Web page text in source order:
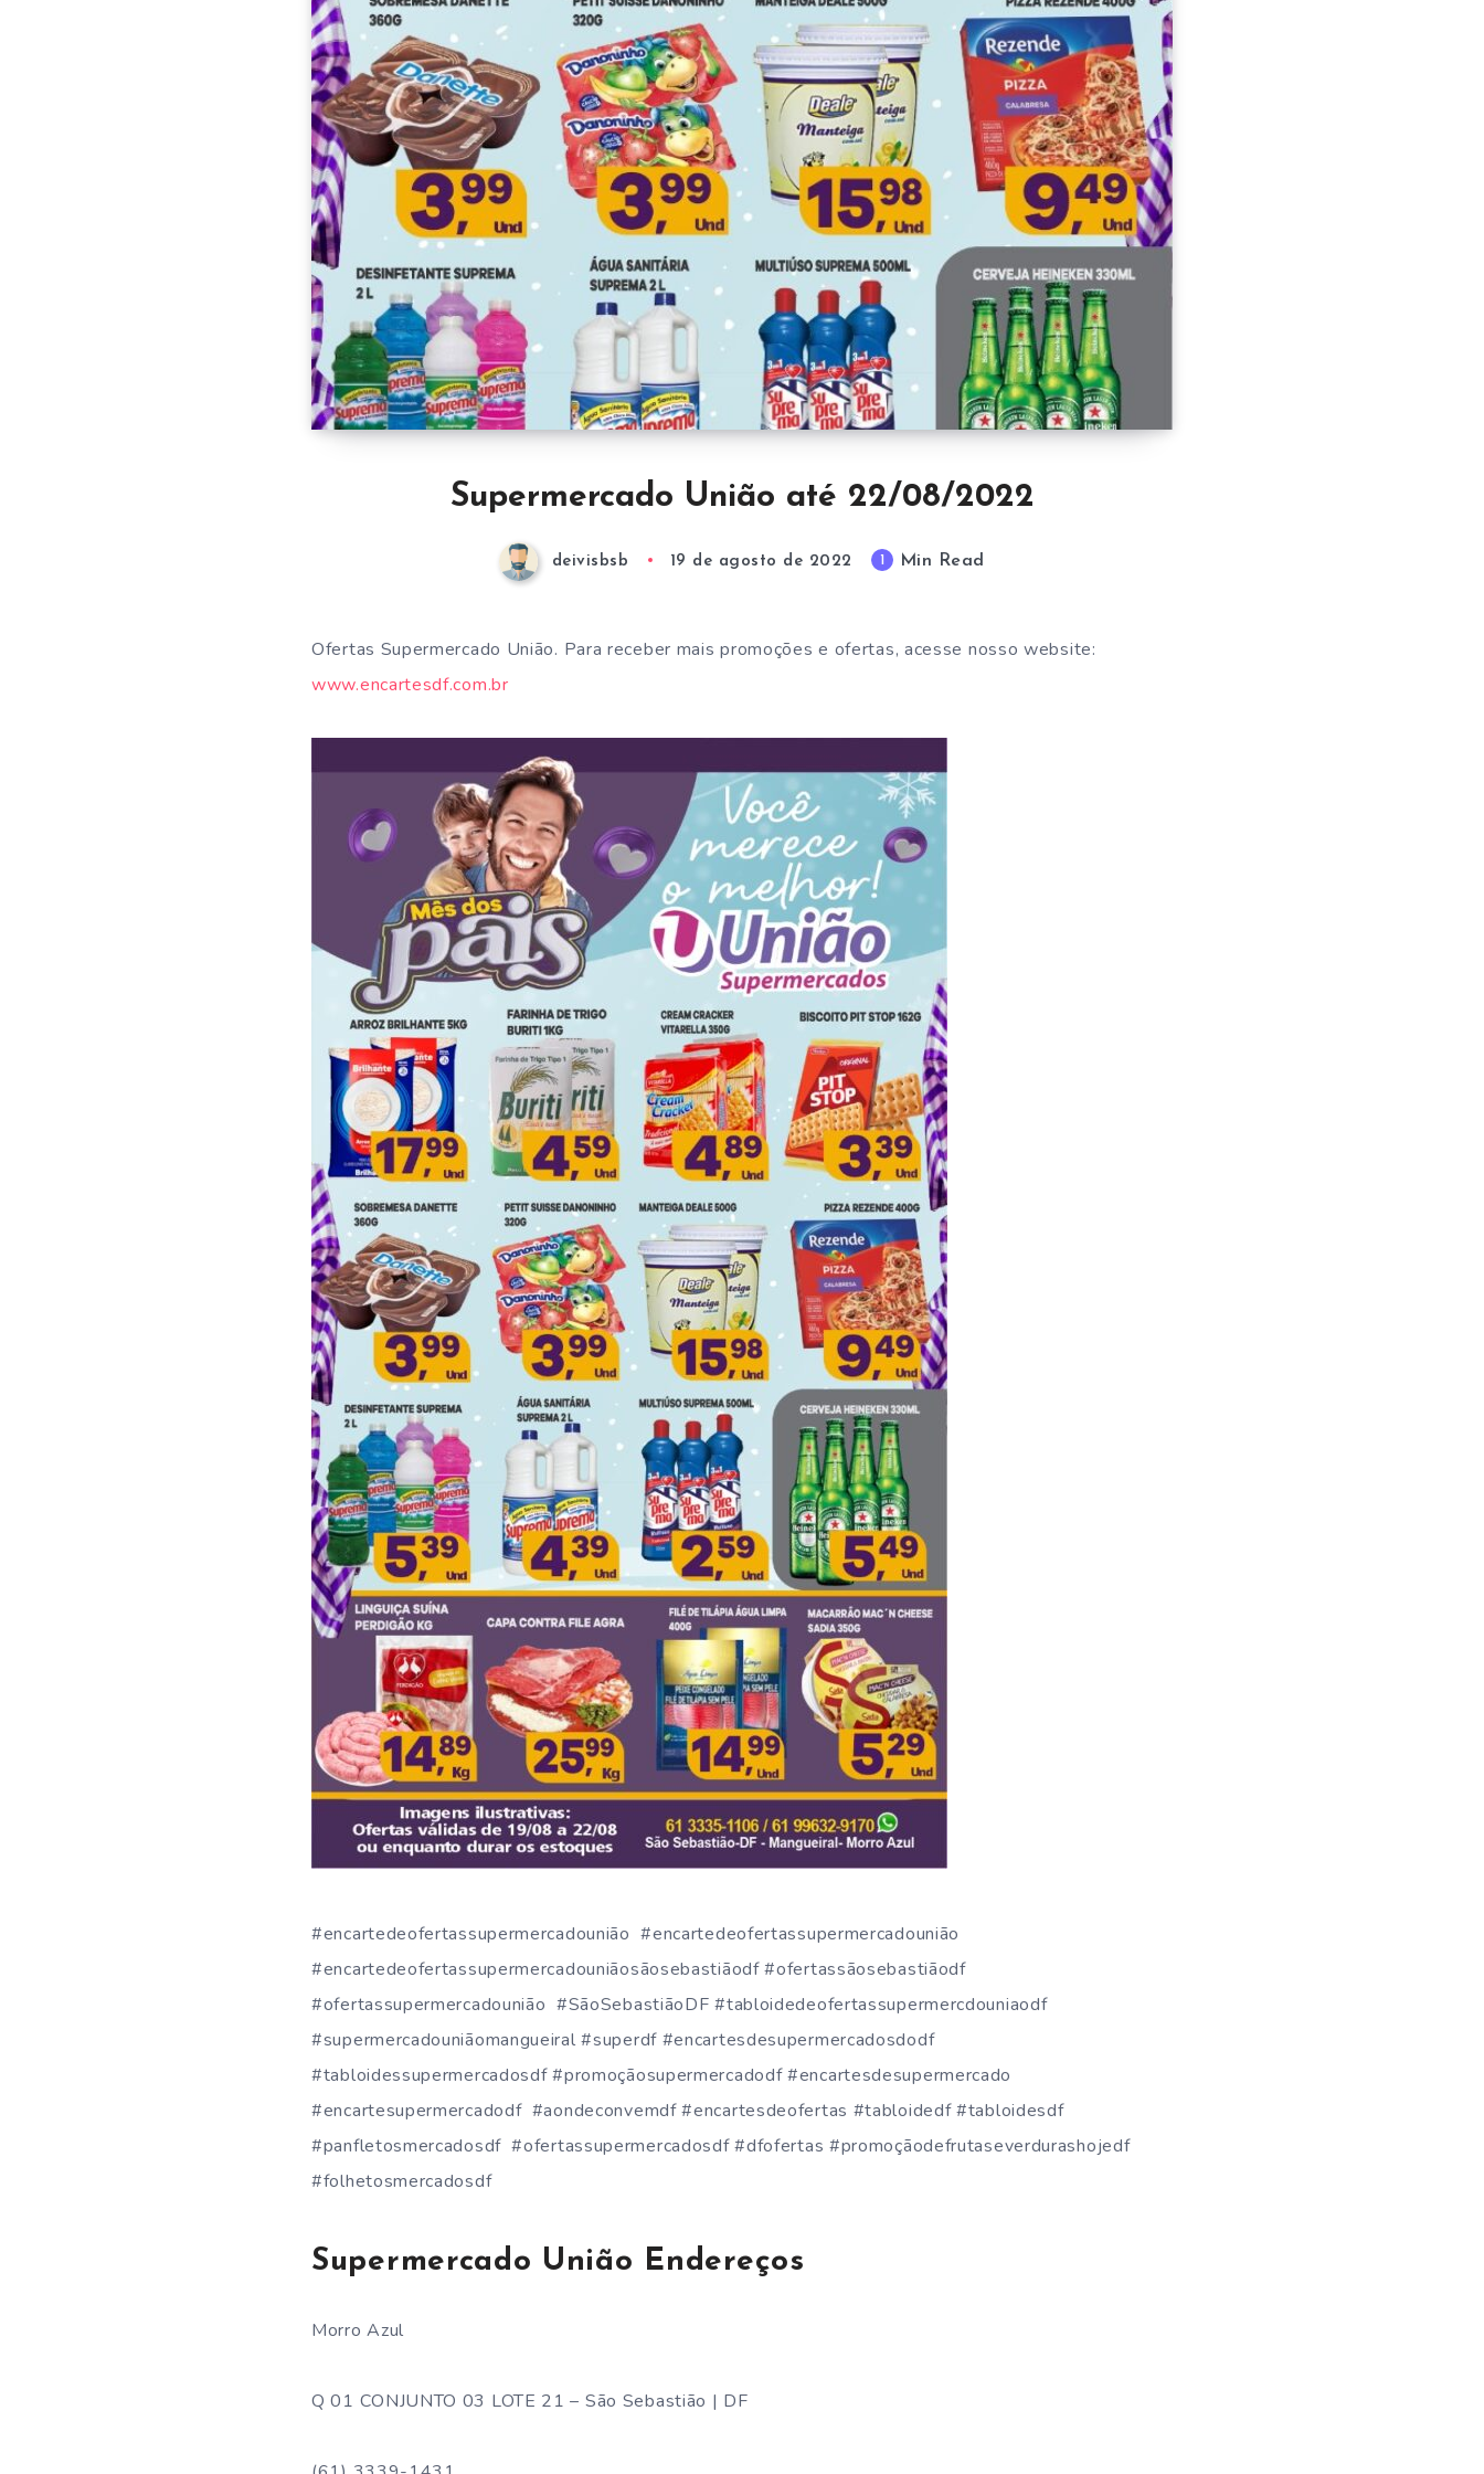
Supermercado União até 22/08/2022
deivisbsb 19 de agosto de 2022 1 Min Read
Ofertas Supermercado União. Para receber mais promoções e ofertas, acesse nosso website:
www.encartesdf.com.br
#encartedeofertassupermercadounião #encartedeofertassupermercadounião
#encartedeofertassupermercadouniãosãosebastiãodf #ofertassãosebastiãodf
#ofertassupermercadounião #SãoSebastiãoDF #tabloidedeofertassupermercdouniaodf
#supermercadouniãomangueiral #superdf #encartesdesupermercadosdodf
#tabloidessupermercadosdf #promoçãosupermercadodf #encartesdesupermercado
#encartesupermercadodf #aondeconvemdf #encartesdeofertas #tabloidedf #tabloidesdf
#panfletosmercadosdf #ofertassupermercadosdf #dfofertas #promoçãodefrutaseverdurashojedf
#folhetosmercadosdf
Supermercado União Endereços
Morro Azul
Q 01 CONJUNTO 03 LOTE 21 – São Sebastião | DF